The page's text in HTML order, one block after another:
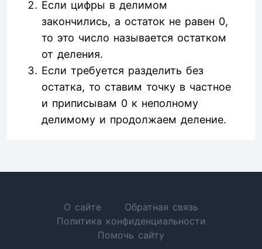
Если цифры в делимом
закончились, а остаток не равен 0,
то это число называется остатком
от деления.
Если требуется разделить без
остатка, то ставим точку в частное
и приписывам 0 к неполному
делимому и продолжаем деление.
О сайте
Обратная связь
Политика конфиденциальности
Помочь сайту